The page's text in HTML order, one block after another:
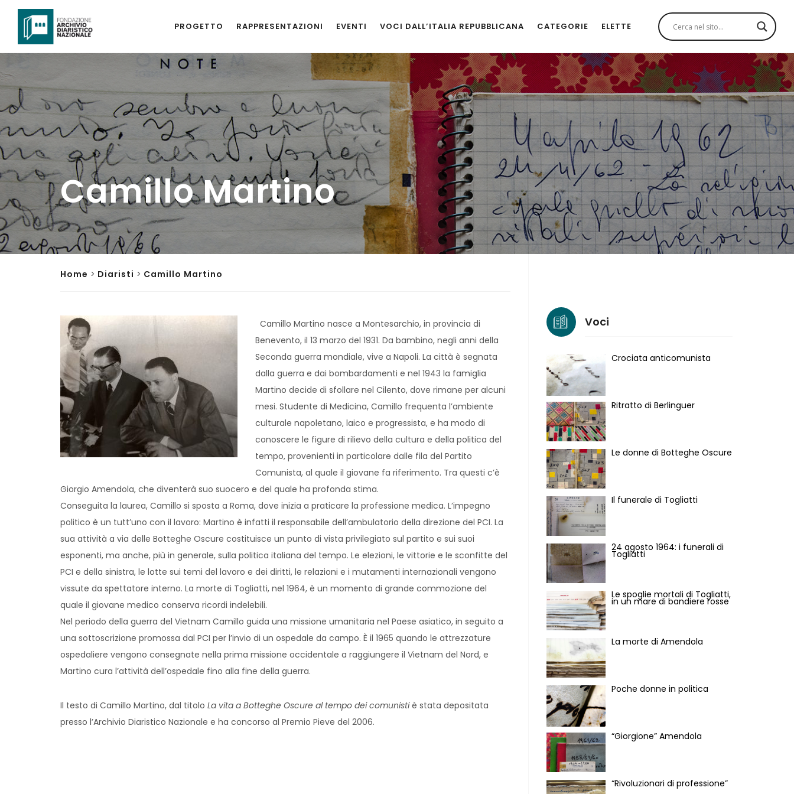
PROGETTO RAPPRESENTAZIONI EVENTI VOCI DALL’ITALIA REPUBBLICANA CATEGORIE ELETTE
Camillo Martino
Home > Diaristi > Camillo Martino
Camillo Martino nasce a Montesarchio, in provincia di
Benevento, il 13 marzo del 1931. Da bambino, negli anni della
Seconda guerra mondiale, vive a Napoli. La città è segnata
dalla guerra e dai bombardamenti e nel 1943 la famiglia
Martino decide di sfollare nel Cilento, dove rimane per alcuni
mesi. Studente di Medicina, Camillo frequenta l’ambiente
culturale napoletano, laico e progressista, e ha modo di
conoscere le figure di rilievo della cultura e della politica del
tempo, provenienti in particolare dalle fila del Partito
Comunista, al quale il giovane fa riferimento. Tra questi c’è
Giorgio Amendola, che diventerà suo suocero e del quale ha profonda stima.
Conseguita la laurea, Camillo si sposta a Roma, dove inizia a praticare la professione medica. L’impegno
politico è un tutt’uno con il lavoro: Martino è infatti il responsabile dell’ambulatorio della direzione del PCI. La
sua attività a via delle Botteghe Oscure costituisce un punto di vista privilegiato sul partito e sui suoi
esponenti, ma anche, più in generale, sulla politica italiana del tempo. Le elezioni, le vittorie e le sconfitte del
PCI e della sinistra, le lotte sui temi del lavoro e dei diritti, le relazioni e i mutamenti internazionali vengono
vissute da spettatore interno. La morte di Togliatti, nel 1964, è un momento di grande commozione del
quale il giovane medico conserva ricordi indelebili.
Nel periodo della guerra del Vietnam Camillo guida una missione umanitaria nel Paese asiatico, in seguito a
una sottoscrizione promossa dal PCI per l’invio di un ospedale da campo. È il 1965 quando le attrezzature
ospedaliere vengono consegnate nella prima missione occidentale a raggiungere il Vietnam del Nord, e
Martino cura l’attività dell’ospedale fino alla fine della guerra.
Il testo di Camillo Martino, dal titolo La vita a Botteghe Oscure al tempo dei comunistiè stata depositata
presso l’Archivio Diaristico Nazionale e ha concorso al Premio Pieve del 2006.
Voci
Crociata anticomunista
Ritratto di Berlinguer
Le donne di Botteghe Oscure
Il funerale di Togliatti
24 agosto 1964: i funerali di
Togliatti
Le spoglie mortali di Togliatti,
in un mare di bandiere rosse
La morte di Amendola
Poche donne in politica
“Giorgione” Amendola
“Rivoluzionari di professione”